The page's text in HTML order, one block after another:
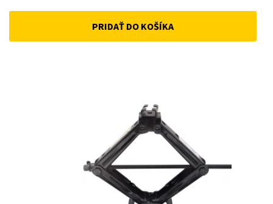
price
was:
price
is:
PRIDAŤ DO KOŠÍKA